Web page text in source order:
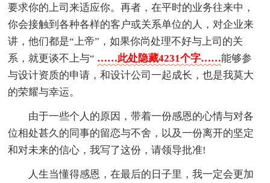
要求你的上司来适应你。再者，在平时的业务往来中，
你会接触到各种各样的客户或关系单位的人，对企业来
讲，他们都是“上帝”，如果你尚处理不好与上司的关
系，就更谈不上与“ ……此处隐藏4231个字……能够参
与设计资质的申请，和设计公司一起成长，也是我莫大
的荣耀与幸运。
由于一些个人的原因，带着一份感恩的心情与对各
位相处甚久的同事的留恋与不舍，以及一份离开的坚定
和对未来的信心，我写了这份，请领导批准!
人生当懂得感恩，在最后的日子里，我一定会更加